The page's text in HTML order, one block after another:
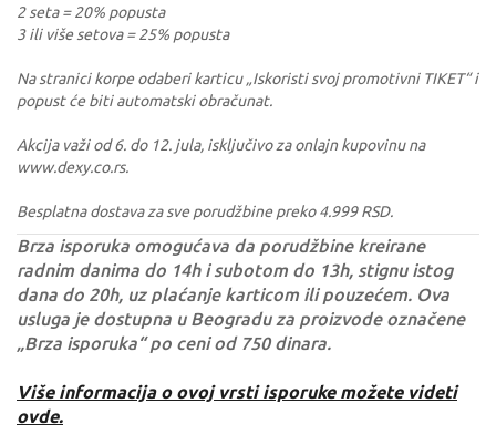
2 seta = 20% popusta
3 ili više setova = 25% popusta
Na stranici korpe odaberi karticu „Iskoristi svoj promotivni TIKET“ i
popust će biti automatski obračunat.
Akcija važi od 6. do 12. jula, isključivo za onlajn kupovinu na
www.dexy.co.rs.
Besplatna dostava za sve porudžbine preko 4.999 RSD.
Brza isporuka omogućava da porudžbine kreirane
radnim danima do 14h i subotom do 13h, stignu istog
dana do 20h, uz plaćanje karticom ili pouzećem. Ova
usluga je dostupna u Beogradu za proizvode označene
„Brza isporuka“ po ceni od 750 dinara.
Više informacija o ovoj vrsti isporuke možete videti
ovde.